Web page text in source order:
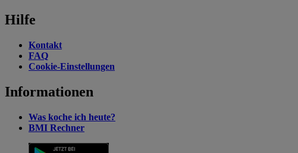
Hilfe
Kontakt
FAQ
Cookie-Einstellungen
Informationen
Was koche ich heute?
BMI Rechner